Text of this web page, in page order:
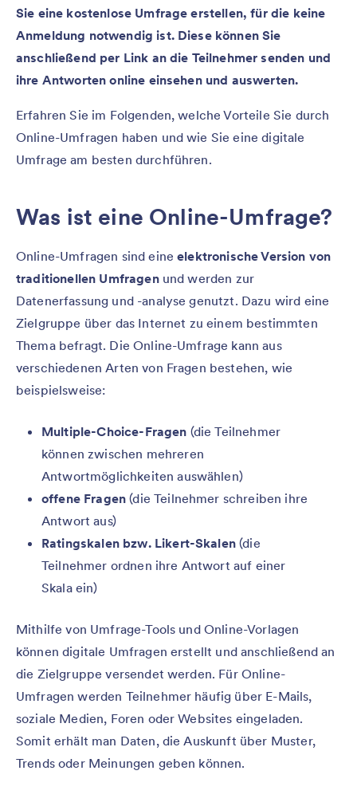
Sie eine kostenlose Umfrage erstellen, für die keine
Anmeldung notwendig ist. Diese können Sie
anschließend per Link an die Teilnehmer senden und
ihre Antworten online einsehen und auswerten.
Erfahren Sie im Folgenden, welche Vorteile Sie durch
Online-Umfragen haben und wie Sie eine digitale
Umfrage am besten durchführen.
Was ist eine Online-Umfrage?
Online-Umfragen sind eineelektronische Version von
traditionellen Umfragenund werden zur
Datenerfassung und -analyse genutzt. Dazu wird eine
Zielgruppe über das Internet zu einem bestimmten
Thema befragt. Die Online-Umfrage kann aus
verschiedenen Arten von Fragen bestehen, wie
beispielsweise:
Multiple-Choice-Fragen (die Teilnehmer
können zwischen mehreren
Antwortmöglichkeiten auswählen)
offene Fragen (die Teilnehmer schreiben ihre
Antwort aus)
Ratingskalen bzw. Likert-Skalen(die
Teilnehmer ordnen ihre Antwort auf einer
Skala ein)
Mithilfe von Umfrage-Tools und Online-Vorlagen
können digitale Umfragen erstellt und anschließend an
die Zielgruppe versendet werden. Für Online-
Umfragen werden Teilnehmer häufig über E-Mails,
soziale Medien, Foren oder Websites eingeladen.
Somit erhält man Daten, die Auskunft über Muster,
Trends oder Meinungen geben können.